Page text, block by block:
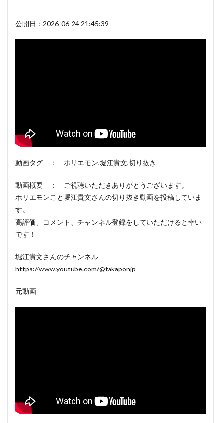
公開日：2026-06-24 21:45:39
動画タグ ： ホリエモン,堀江貴文,切り抜き
動画概要 ： ご視聴いただきありがとうございます。
ホリエモンこと堀江貴文さんの切り抜き動画を投稿していま
す。
高評価、コメント、チャンネル登録をしていただけると幸い
です！
堀江貴文さんのチャンネル
https://www.youtube.com/@takaponjp
元動画